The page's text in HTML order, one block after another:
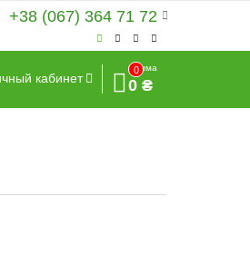
+38 (067) 364 71 72
кабинет
0
Сумма
0 ₴